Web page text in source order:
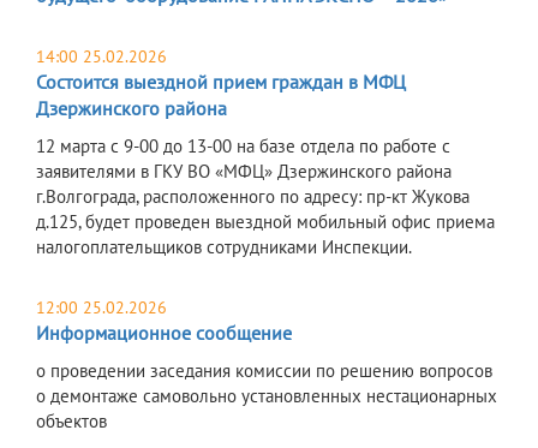
14:00 25.02.2026
Состоится выездной прием граждан в МФЦ
Дзержинского района
12 марта c 9-00 до 13-00 на базе отдела по работе с
заявителями в ГКУ ВО «МФЦ» Дзержинского района
г.Волгограда, расположенного по адресу: пр-кт Жукова
д.125, будет проведен выездной мобильный офис приема
налогоплательщиков сотрудниками Инспекции.
12:00 25.02.2026
Информационное сообщение
о проведении заседания комиссии по решению вопросов
о демонтаже самовольно установленных нестационарных
объектов